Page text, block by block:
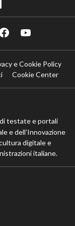
e Cookie Policy
Cookie Center
testate e portali
e dell’Innovazione
digitale e
italiane.